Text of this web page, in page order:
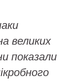
великих
показали